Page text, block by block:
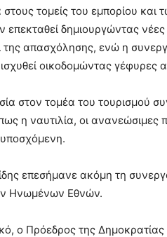
τομείς του εμπορίου
δημιουργώντας
της απασχόλησης, ενώ η
οικοδομώντας
στον τομέα του τουρισμού
η ναυτιλία, οι ανανεώσιμες
επεσήμανε ακόμη τη
Ηνωμένων Εθνών.
ο Πρόεδρος της